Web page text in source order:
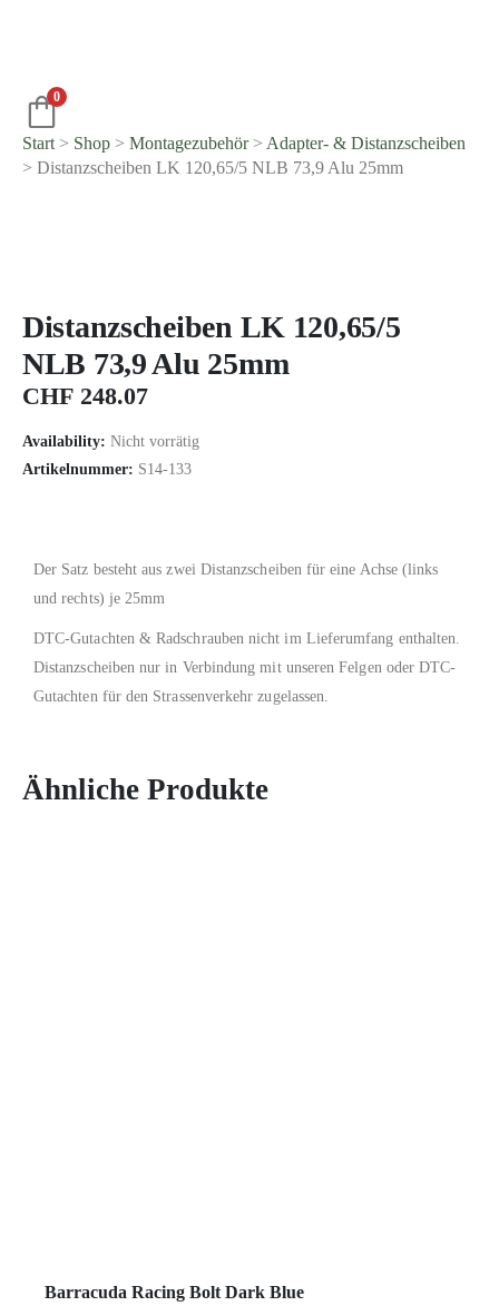
0
Start > Shop > Montage­zubehör> Adapter- & Distanzscheiben
> Distanzscheiben LK 120,65/5 NLB 73,9 Alu 25mm
Distanzscheiben LK 120,65/5
NLB 73,9 Alu 25mm
CHF 248.07
Availability: Nicht vorrätig
Artikelnummer: S14-133
Der Satz besteht aus zwei Distanzscheiben für eine Achse (links
und rechts) je 25mm
DTC-Gutachten & Radschrauben nicht im Lieferumfang enthalten.
Distanzscheiben nur in Verbindung mit unseren Felgen oder DTC-
Gutachten für den Strassenverkehr zugelassen.
Ähnliche Produkte
Barracuda Racing Bolt Dark Blue